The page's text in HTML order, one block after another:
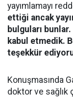
yayımlamayı
ettiği ancak
bulguları
kabul etmedik.
teşekkür
Konuşmasında
doktor ve sağlık